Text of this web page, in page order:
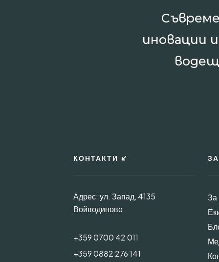
иновации
КОНТАКТИ
Адрес: ул. Запад, 4135
Войводиново
+359 0700 42 011
+359 0882 276 141
За